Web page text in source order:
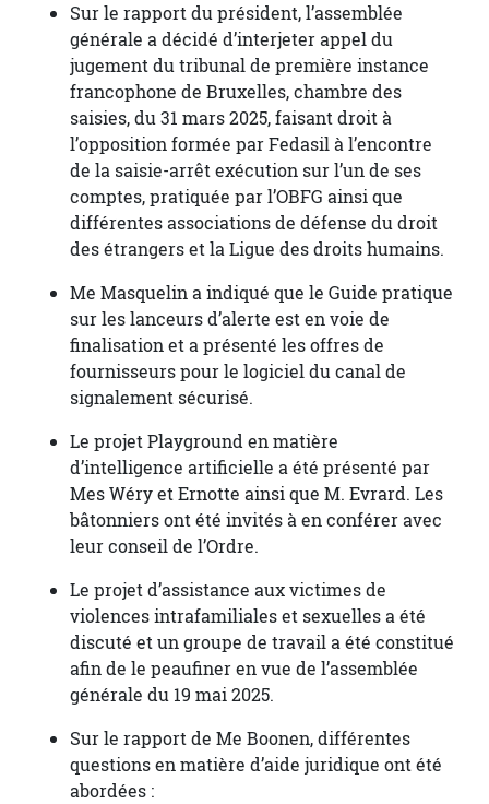
Sur le rapport du président, l’assemblée
générale a décidé d’interjeter appel du
jugement du tribunal de première instance
francophone de Bruxelles, chambre des
saisies, du 31 mars 2025, faisant droit à
l’opposition formée par Fedasil à l’encontre
de la saisie-arrêt exécution sur l’un de ses
comptes, pratiquée par l’OBFG ainsi que
différentes associations de défense du droit
des étrangers et la Ligue des droits humains.
Me Masquelin a indiqué que le Guide pratique
sur les lanceurs d’alerte est en voie de
finalisation et a présenté les offres de
fournisseurs pour le logiciel du canal de
signalement sécurisé.
Le projet Playground en matière
d’intelligence artificielle a été présenté par
Mes Wéry et Ernotte ainsi que M. Evrard. Les
bâtonniers ont été invités à en conférer avec
leur conseil de l’Ordre.
Le projet d’assistance aux victimes de
violences intrafamiliales et sexuelles a été
discuté et un groupe de travail a été constitué
afin de le peaufiner en vue de l’assemblée
générale du 19 mai 2025.
Sur le rapport de Me Boonen, différentes
questions en matière d’aide juridique ont été
abordées :